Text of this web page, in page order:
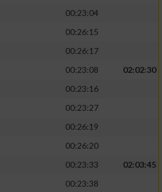
00:23:04
00:26:15
00:26:17
00:23:08
02:02:30
00:23:16
00:23:27
00:26:19
00:26:20
00:23:33
02:03:45
00:23:38